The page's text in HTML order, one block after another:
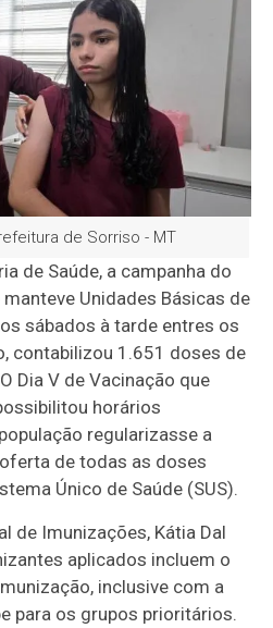
de Sorriso - MT
de Saúde, a campanha do
Unidades Básicas de
sábados à tarde entres os
contabilizou 1.651 doses de
Dia V de Vacinação que
horários
regularizasse a
de todas as doses
Único de Saúde (SUS).
de Imunizações, Kátia Dal
aplicados incluem o
inclusive com a
para os grupos prioritários.